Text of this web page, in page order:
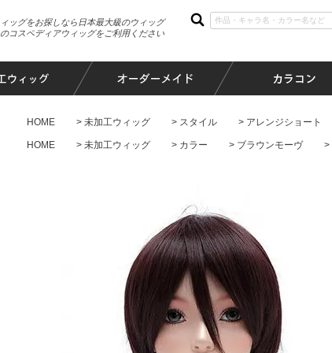
ッグをお探しなら日本最大級のウィッグ
コスペディアウィッグをご利用ください
HOME 未加工ウィッグ スタイル アレンジショート
HOME 未加工ウィッグ カラー ブラウンモーヴ